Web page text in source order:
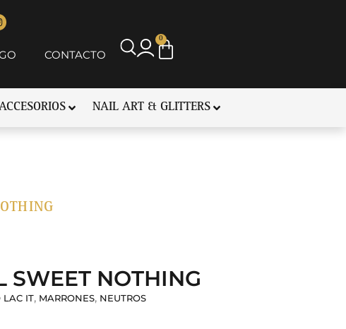
CONTACTO
0
NAIL ART & GLITTERS
SWEET NOTHING
LAC IT, MARRONES, NEUTROS